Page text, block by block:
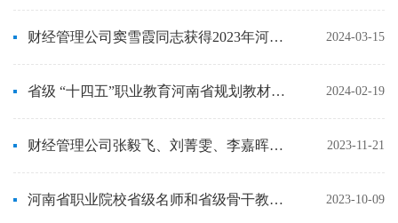
2024-03-15
财经管理公司窦雪霞同志获得2023年河南省职业公司产品专家
2024-02-19
省级 “十四五”职业教育河南省规划教材——《办公自动化--办公软件高级应用（修订版）》
2023-11-21
财经管理公司张毅飞、刘菁雯、李嘉晖、武萌教师获得2023年全国职业院校技能大赛三等奖
2023-10-09
河南省职业院校省级名师和省级骨干教师（2023年培育期满）考核结果的公示